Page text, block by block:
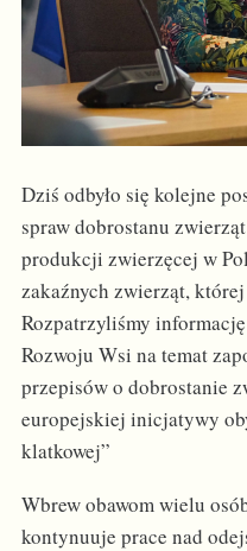
Dziś odbyło się kolejne
spraw dobrostanu
produkcji zwierzęcej w
zakaźnych zwierząt,
Rozpatrzyliśmy
Rozwoju Wsi na temat
przepisów o dobrostanie
europejskiej inicjatywy
klatkowej”
Wbrew obawom wielu
kontynuuje prace nad